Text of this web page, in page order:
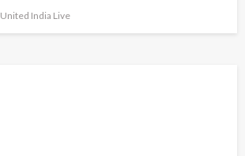
United India Live